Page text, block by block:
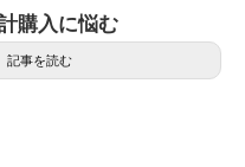
購入に悩む
記事を読む